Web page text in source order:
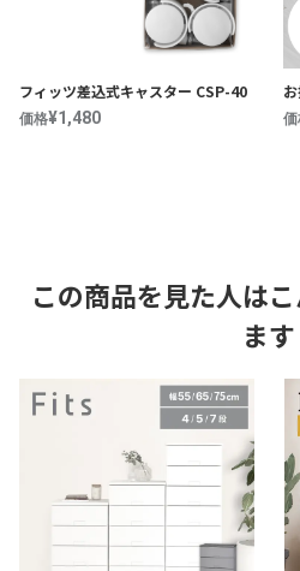
フィッツ差込式キャスター CSP-40
価格¥1,480
この商品を見た人は
ます